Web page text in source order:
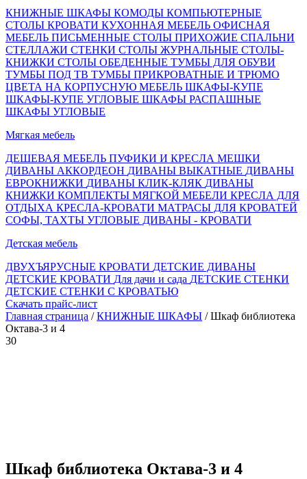
КНИЖНЫЕ ШКАФЫ КОМОДЫ КОМПЬЮТЕРНЫЕ
СТОЛЫ КРОВАТИ КУХОННАЯ МЕБЕЛЬ ОФИСНАЯ
МЕБЕЛЬ ПИСЬМЕННЫЕ СТОЛЫ ПРИХОЖИЕ СПАЛЬНИ
СТЕЛЛАЖИ СТЕНКИ СТОЛЫ ЖУРНАЛЬНЫЕ СТОЛЫ-
КНИЖКИ СТОЛЫ ОБЕДЕННЫЕ ТУМБЫ ДЛЯ ОБУВИ
ТУМБЫ ПОД ТВ ТУМБЫ ПРИКРОВАТНЫЕ И ТРЮМО
ЦВЕТА НА КОРПУСНУЮ МЕБЕЛЬ ШКАФЫ-КУПЕ
ШКАФЫ-КУПЕ УГЛОВЫЕ ШКАФЫ РАСПАШНЫЕ
ШКАФЫ УГЛОВЫЕ
Мягкая мебель
ДЕШЕВАЯ МЕБЕЛЬ ПУФИКИ И КРЕСЛА МЕШКИ
ДИВАНЫ АККОРДЕОН ДИВАНЫ ВЫКАТНЫЕ ДИВАНЫ
ЕВРОКНИЖКИ ДИВАНЫ КЛИК-КЛЯК ДИВАНЫ
КНИЖКИ КОМПЛЕКТЫ МЯГКОЙ МЕБЕЛИ КРЕСЛА ДЛЯ
ОТДЫХА КРЕСЛА-КРОВАТИ МАТРАСЫ ДЛЯ КРОВАТЕЙ
СОФЫ, ТАХТЫ УГЛОВЫЕ ДИВАНЫ - КРОВАТИ
Детская мебель
ДВУХЪЯРУСНЫЕ КРОВАТИ ДЕТСКИЕ ДИВАНЫ
ДЕТСКИЕ КРОВАТИ Для дачи и сада ДЕТСКИЕ СТЕНКИ
ДЕТСКИЕ СТЕНКИ С КРОВАТЬЮ
Скачать прайс-лист
Главная страница /КНИЖНЫЕ ШКАФЫ / Шкаф библиотека
Октава-3 и 4
30
Шкаф библиотека Октава-3 и 4